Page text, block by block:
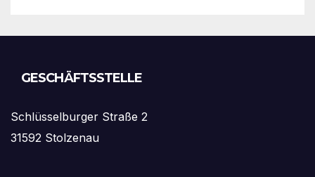
GESCHÄFTSSTELLE
Schlüsselburger Straße 2
31592 Stolzenau